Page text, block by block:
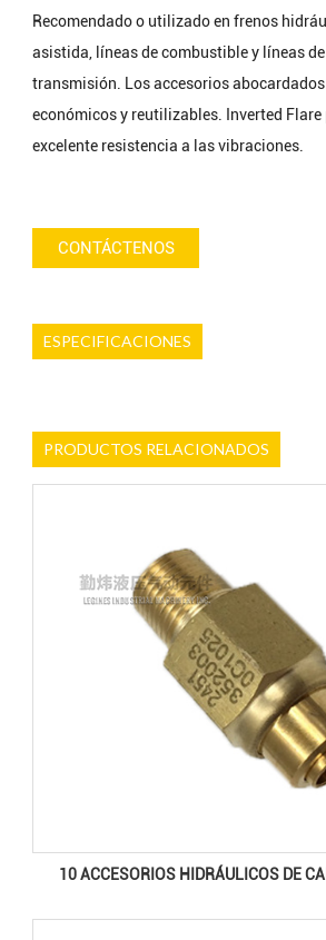
Recomendado o utilizado en frenos
asistida, líneas de combustible y líneas
transmisión. Los accesorios
económicos y reutilizables. Inverted
excelente resistencia a las vibraciones.
CONTÁCTENOS
ESPECIFICACIONES
PRODUCTOS RELACIONADOS
10 ACCESORIOS HIDRÁULICOS DE